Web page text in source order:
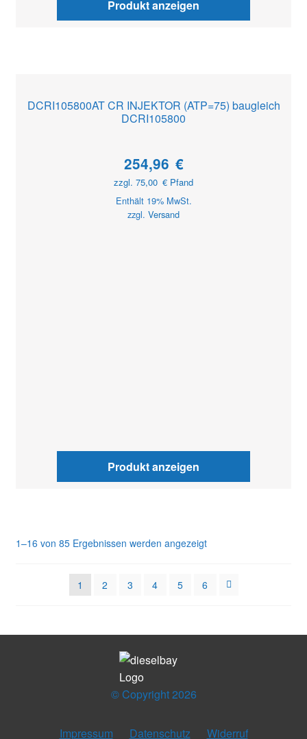
Produkt anzeigen
DCRI105800AT CR INJEKTOR (ATP=75) baugleich
DCRI105800
254,96 €
zzgl. 75,00 € Pfand
Enthält 19% MwSt.
zzgl. Versand
Produkt anzeigen
1–16 von 85 Ergebnissen werden angezeigt
1 2 3 4 5 6
© Copyright 2026
Impressum Datenschutz
Widerruf